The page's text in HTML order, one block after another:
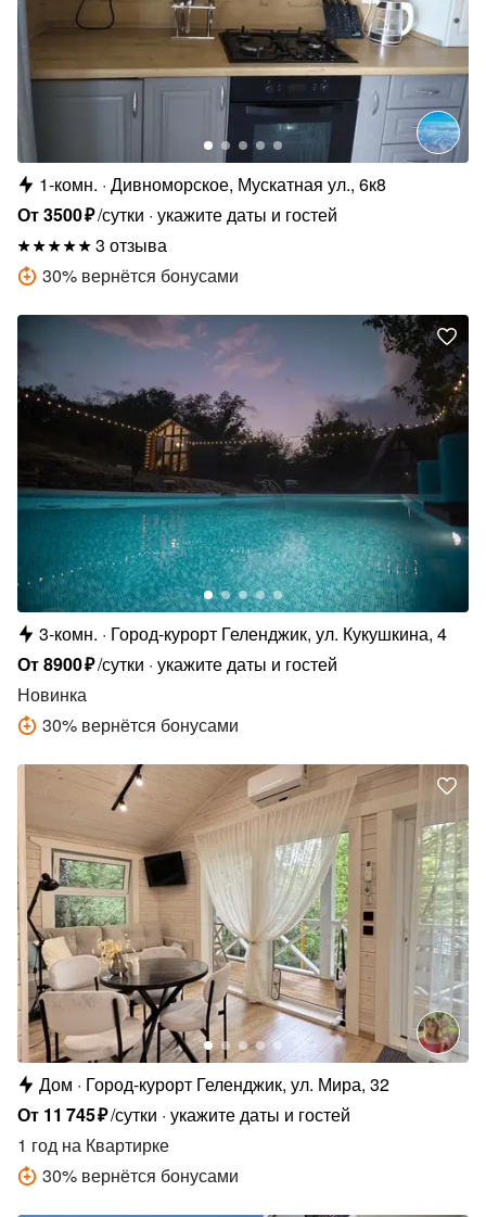
1-комн. Дивноморское, Мускатная ул., 6к8
От3500₽/сутки укажите даты и гостей
3 отзыва
30% вернётся бонусами
3-комн.
Город-курорт Геленджик, ул. Кукушкина, 4
От8900₽/сутки укажите даты и гостей
Новинка
30% вернётся бонусами
Дом
Город-курорт Геленджик, ул. Мира, 32
От 11 745₽/сутки укажите даты и гостей
1 год на Квартирке
30% вернётся бонусами